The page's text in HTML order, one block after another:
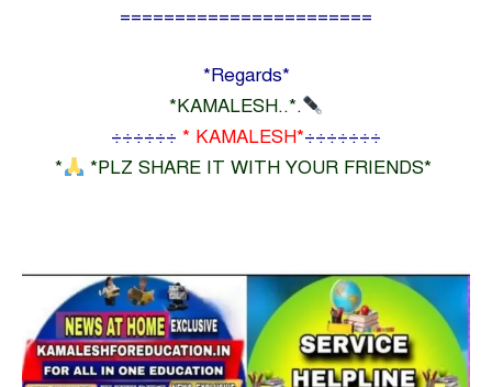
=======================
*Regards*
*KAMALESH..*.
÷÷÷÷÷÷ * KAMALESH*÷÷÷÷÷÷÷
*
*PLZ SHARE IT WITH YOUR FRIENDS*